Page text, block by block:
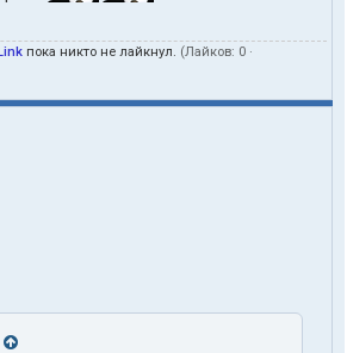
пока никто не лайкнул. (Лайков: 0 ·